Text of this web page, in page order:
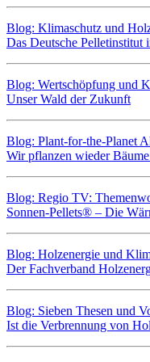
Blog: Klimaschutz und
Das Deutsche Pelletinstitut
Blog: Wertschöpfung und
Unser Wald der Zukunft
Blog: Plant-for-the-Planet
Wir pflanzen wieder
Blog: Regio TV:
Sonnen-Pellets® – Die
Blog: Holzenergie und
Der Fachverband
Blog: Sieben Thesen und
Ist die Verbrennung von